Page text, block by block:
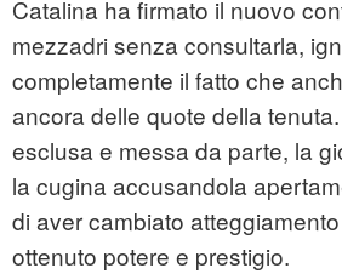
Catalina ha firmato il nuovo
mezzadri senza consultarla,
completamente il fatto che
ancora delle quote della
esclusa e messa da parte, la
la cugina accusandola
di aver cambiato
ottenuto potere e prestigio.